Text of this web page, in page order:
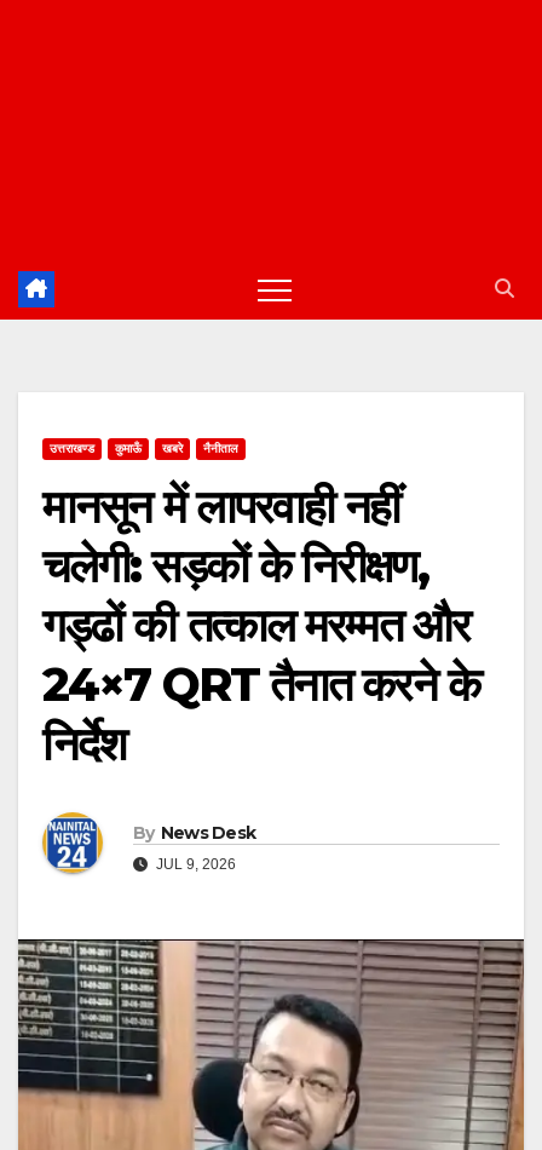
उत्तराखण्ड कुमाऊँ खबरे नैनीताल
मानसून में लापरवाही नहीं
चलेगी: सड़कों के निरीक्षण,
गड्ढों की तत्काल मरम्मत और
24×7 QRT तैनात करने के
निर्देश
By News Desk
JUL 9, 2026